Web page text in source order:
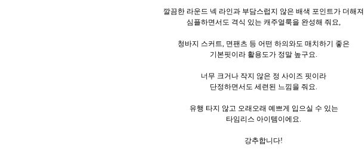
깔끔한 라운드 넥 라인과 부담스럽지 않은 배색 포인트가 더해져
심플하면서도 격식 있는 캐주얼룩을 완성해 줘요,
청바지 스커트, 면팬츠 등 어떤 하의와도 매치하기 좋은
기본핏이라 활용도가 정말 높구요.
너무 크거나 작지 않은 정 사이즈 핏이라
단정하면서도 세련된 느낌을 줘요.
유행 타지 않고 오래오래 예쁘게 입으실 수 있는
타임리스 아이템이에요.
강추합니다!